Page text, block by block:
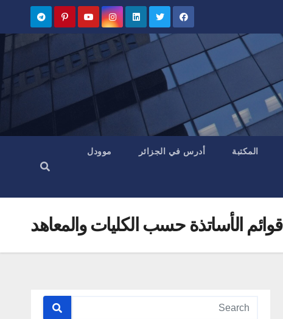
المكتبة أدرس في الجزائر موودل
قوائم الأساتذة حسب الكليات والمعاهد